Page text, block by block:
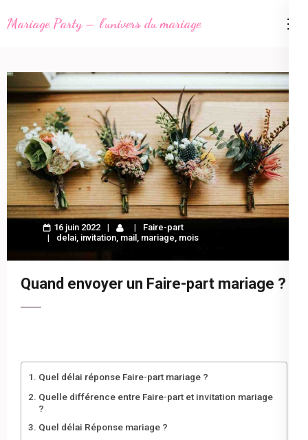
au
(Pressez
Entrée)
Mariage Party – l'univers du mariage
16 juin 2022
Faire-part
delai, invitation, mail , mariage, mois
Quand envoyer un Faire-part mariage ?
Quel délai réponse Faire-part mariage ?
Quelle différence entre Faire-part et invitation mariage
?
Quel délai Réponse mariage ?